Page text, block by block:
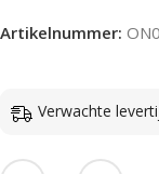
Artikelnummer:
Verwachte